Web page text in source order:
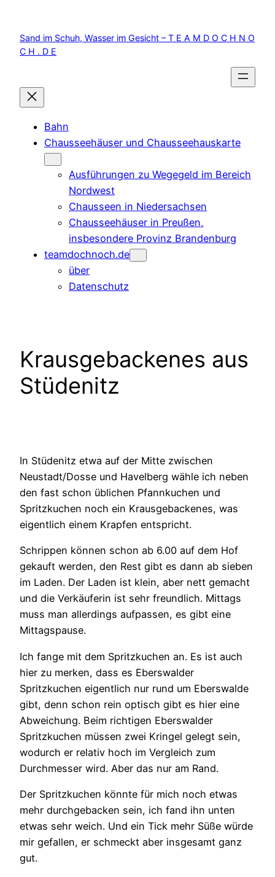
springen
Sand im Schuh, Wasser im Gesicht – T E A M D O C H N O
C H . D E
Bahn
Chausseehäuser und Chausseehauskarte
Ausführungen zu Wegegeld im Bereich
Nordwest
Chausseen in Niedersachsen
Chausseehäuser in Preußen,
insbesondere Provinz Brandenburg
teamdochnoch.de
über
Datenschutz
Krausgebackenes aus
Stüdenitz
In Stüdenitz etwa auf der Mitte zwischen
Neustadt/Dosse und Havelberg wähle ich neben
den fast schon üblichen Pfannkuchen und
Spritzkuchen noch ein Krausgebackenes, was
eigentlich einem Krapfen entspricht.
Schrippen können schon ab 6.00 auf dem Hof
gekauft werden, den Rest gibt es dann ab sieben
im Laden. Der Laden ist klein, aber nett gemacht
und die Verkäuferin ist sehr freundlich. Mittags
muss man allerdings aufpassen, es gibt eine
Mittagspause.
Ich fange mit dem Spritzkuchen an. Es ist auch
hier zu merken, dass es Eberswalder
Spritzkuchen eigentlich nur rund um Eberswalde
gibt, denn schon rein optisch gibt es hier eine
Abweichung. Beim richtigen Eberswalder
Spritzkuchen müssen zwei Kringel gelegt sein,
wodurch er relativ hoch im Vergleich zum
Durchmesser wird. Aber das nur am Rand.
Der Spritzkuchen könnte für mich noch etwas
mehr durchgebacken sein, ich fand ihn unten
etwas sehr weich. Und ein Tick mehr Süße würde
mir gefallen, er schmeckt aber insgesamt ganz
gut.